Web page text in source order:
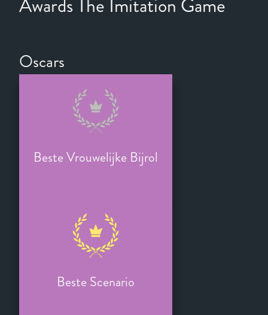
Awards The Imitation Game
Oscars
Beste Vrouwelijke Bijrol
Beste Scenario